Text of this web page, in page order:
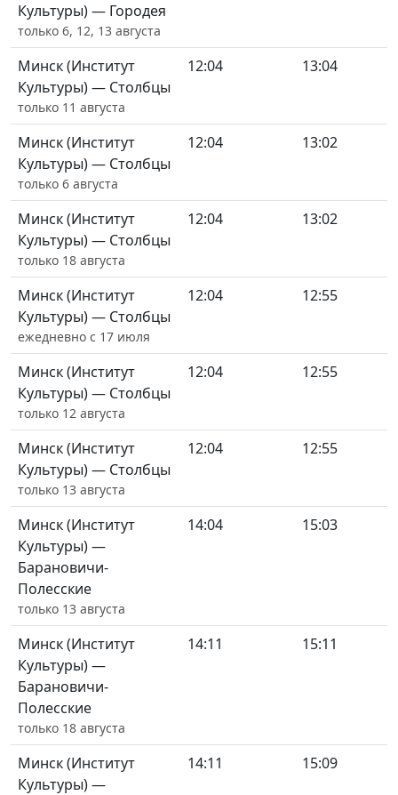
Культуры) — Городея
только 6, 12, 13 августа
Минск (Институт
Культуры) — Столбцы
только 11 августа
12:04 13:04
Минск (Институт
Культуры) — Столбцы
только 6 августа
12:04 13:02
Минск (Институт
Культуры) — Столбцы
только 18 августа
12:04 13:02
Минск (Институт
Культуры) — Столбцы
ежедневно с 17 июля
12:04 12:55
Минск (Институт
Культуры) — Столбцы
только 12 августа
12:04 12:55
Минск (Институт
Культуры) — Столбцы
только 13 августа
12:04 12:55
Минск (Институт
Культуры) —
Барановичи-
Полесские
только 13 августа
14:04 15:03
Минск (Институт
Культуры) —
Барановичи-
Полесские
только 18 августа
14:11 15:11
Минск (Институт
Культуры) —
14:11 15:09